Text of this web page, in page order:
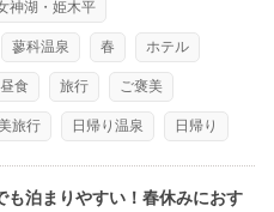
神湖・姫木平
蓼科温泉 春 ホテル
昼食 旅行 ご褒美
旅行 日帰り温泉 日帰り
も泊まりやすい！春休みにおす